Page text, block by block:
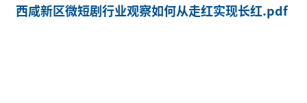
西咸新区微短剧行业观察如何从走红实现长红.pdf